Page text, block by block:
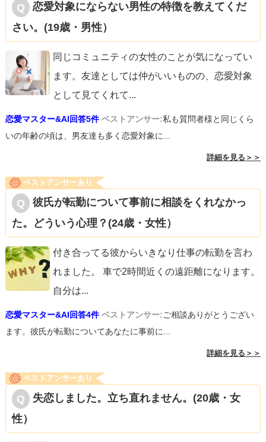
恋愛対象にならない男性の特徴を教えてくだ
さい。(19歳・男性）
同じコミュニティの女性のことが気になってい
ます。友達としては仲がいいものの、恋愛対象
として見てくれて...
恋愛マスター&AI回答5件 ベストアンサー:私も質問者様と同じくら
いの年齢の頃は、男友達も多く恋愛対象に...
詳細を見る＞＞
ベストアンサーあり
彼氏が転勤について事前に相談をくれなかっ
た。どういう心理？(24歳・女性）
付き合ってる彼からいきなり仕事の転勤を言わ
れました。 車で2時間近くの遠距離になります。
自分は...
恋愛マスター&AI回答4件 ベストアンサー:ご相談ありがとうござい
ます。彼氏が転勤についてあなたに事前に...
詳細を見る＞＞
ベストアンサーあり
失恋しました。立ち直れません。(20歳・女
性）